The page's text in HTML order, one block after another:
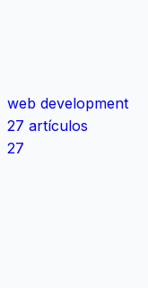
web development
27 artículos
27